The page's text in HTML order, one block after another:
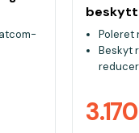
Poleret
Beskyt
3.170